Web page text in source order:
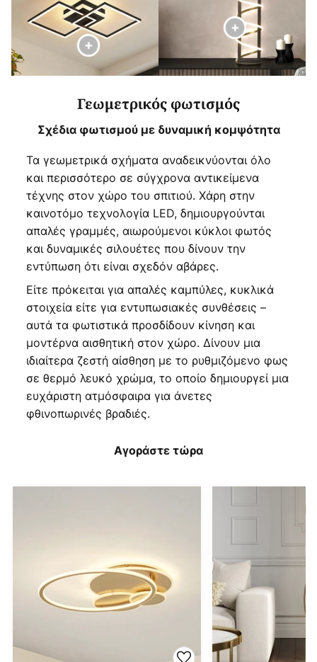
Γεωμετρικός φωτισμός
Σχέδια φωτισμού με δυναμική κομψότητα
Τα γεωμετρικά σχήματα αναδεικνύονται όλο
και περισσότερο σε σύγχρονα αντικείμενα
τέχνης στον χώρο του σπιτιού. Χάρη στην
καινοτόμο τεχνολογία LED, δημιουργούνται
απαλές γραμμές, αιωρούμενοι κύκλοι φωτός
και δυναμικές σιλουέτες που δίνουν την
εντύπωση ότι είναι σχεδόν αβάρες.
Είτε πρόκειται για απαλές καμπύλες, κυκλικά
στοιχεία είτε για εντυπωσιακές συνθέσεις –
αυτά τα φωτιστικά προσδίδουν κίνηση και
μοντέρνα αισθητική στον χώρο. Δίνουν μια
ιδιαίτερα ζεστή αίσθηση με το ρυθμιζόμενο φως
σε θερμό λευκό χρώμα, το οποίο δημιουργεί μια
ευχάριστη ατμόσφαιρα για άνετες
φθινοπωρινές βραδιές.
Αγοράστε τώρα